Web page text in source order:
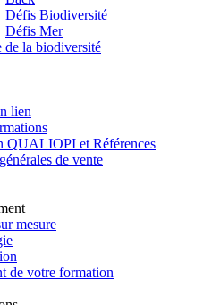
Défis Biodiversité
Défis Mer
de la biodiversité
lien
QUALIOPI et Références
de vente
mesure
de votre formation